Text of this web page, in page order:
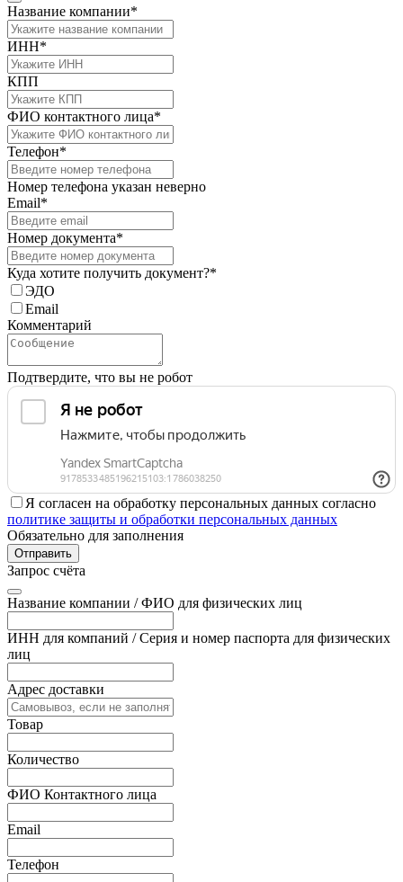
Название компании*
ИНН*
КПП
ФИО контактного лица*
Телефон*
Номер телефона указан неверно
Email*
Номер документа*
Куда хотите получить документ?*
ЭДО
Email
Комментарий
Подтвердите, что вы не робот
Я согласен на обработку персональных данных согласно
политике защиты и обработки персональных данных
Обязательно для заполнения
Отправить
Запрос счёта
Название компании / ФИО для физических лиц
ИНН для компаний / Серия и номер паспорта для физических
лиц
Адрес доставки
Товар
Количество
ФИО Контактного лица
Email
Телефон